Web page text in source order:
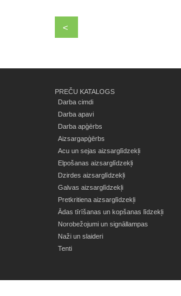
<
PREČU KATALOGS
Darba cimdi
Darba apavi
Darba apģērbs
Aizsargapģērbs
Acu un sejas aizsarglīdzekļi
Elpošanas aizsarglīdzekļi
Dzirdes aizsarglīdzekļi
Galvas aizsarglīdzekļi
Pretkritiena aizsarglīdzekļi
Ādas tīrīšanas un kopšanas līdzekļi
Norobežojumi un signāllampas
Naži un slaideri
Tenti